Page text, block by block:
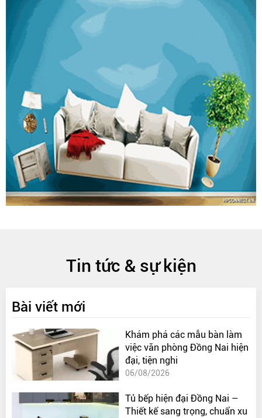
Tin tức & sự kiện
Bài viết mới
Khám phá các mẫu bàn làm
việc văn phòng Đồng Nai hiện
đại, tiện nghi
06/08/2026
Tủ bếp hiện đại Đồng Nai –
Thiết kế sang trọng, chuẩn xu